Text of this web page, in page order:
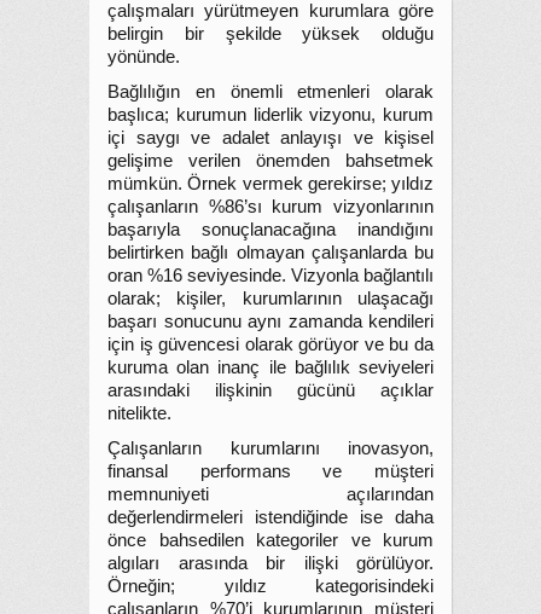
çalışmaları yürütmeyen kurumlara göre
belirgin bir şekilde yüksek olduğu
yönünde.
Bağlılığın en önemli etmenleri olarak
başlıca; kurumun liderlik vizyonu, kurum
içi saygı ve adalet anlayışı ve kişisel
gelişime verilen önemden bahsetmek
mümkün. Örnek vermek gerekirse; yıldız
çalışanların %86’sı kurum vizyonlarının
başarıyla sonuçlanacağına inandığını
belirtirken bağlı olmayan çalışanlarda bu
oran %16 seviyesinde. Vizyonla bağlantılı
olarak; kişiler, kurumlarının ulaşacağı
başarı sonucunu aynı zamanda kendileri
için iş güvencesi olarak görüyor ve bu da
kuruma olan inanç ile bağlılık seviyeleri
arasındaki ilişkinin gücünü açıklar
nitelikte.
Çalışanların kurumlarını inovasyon,
finansal performans ve müşteri
memnuniyeti açılarından
değerlendirmeleri istendiğinde ise daha
önce bahsedilen kategoriler ve kurum
algıları arasında bir ilişki görülüyor.
Örneğin; yıldız kategorisindeki
çalışanların %70’i kurumlarının müşteri